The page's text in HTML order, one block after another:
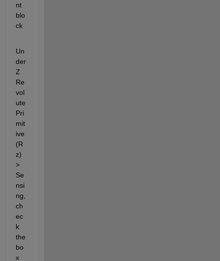
nt
blo
ck
Un
der
Z
Re
vol
ute
Pri
mit
ive
(R
z)
>
Se
nsi
ng,
ch
ec
k
the
bo
x